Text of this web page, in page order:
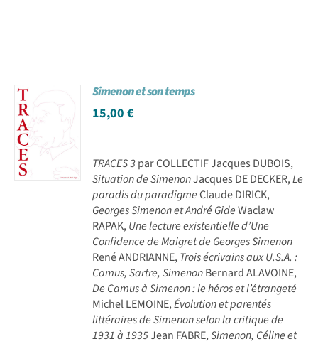
Simenon et son temps
15,00€
TRACES 3par COLLECTIF Jacques DUBOIS,
Situation de SimenonJacques DE DECKER,Le
paradis du paradigmeClaude DIRICK,
Georges Simenon et André GideWaclaw
RAPAK,Une lecture existentielle d’Une
Confidence de Maigret de Georges Simenon
René ANDRIANNE,Trois écrivains aux U.S.A. :
Camus, Sartre, SimenonBernard ALAVOINE,
De Camus à Simenon : le héros et l’étrangeté
Michel LEMOINE,Évolution et parentés
littéraires de Simenon selon la critique de
1931 à 1935Jean FABRE,Simenon, Céline et